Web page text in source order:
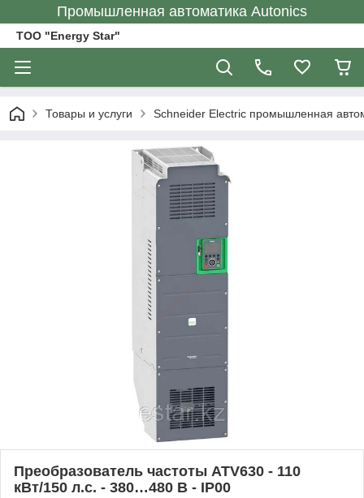
Промышленная автоматика Autonics
ТОО "Energy Star"
Товары и услуги Schneider Electric промышленная
Преобразователь частоты ATV630 - 110
кВт/150 л.с. - 380…480 В - IP00